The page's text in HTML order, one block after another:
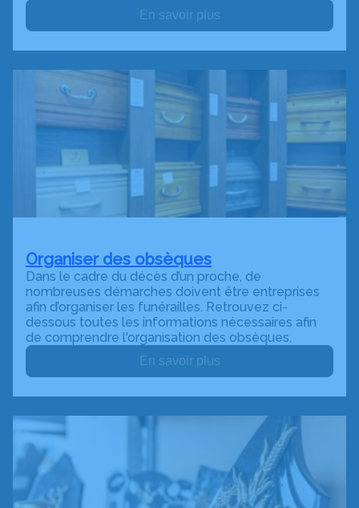
En savoir plus
Organiser des obsèques
Dans le cadre du décès d’un proche, de
nombreuses démarches doivent être entreprises
afin d’organiser les funérailles. Retrouvez ci-
dessous toutes les informations nécessaires afin
de comprendre l'organisation des obsèques.
En savoir plus